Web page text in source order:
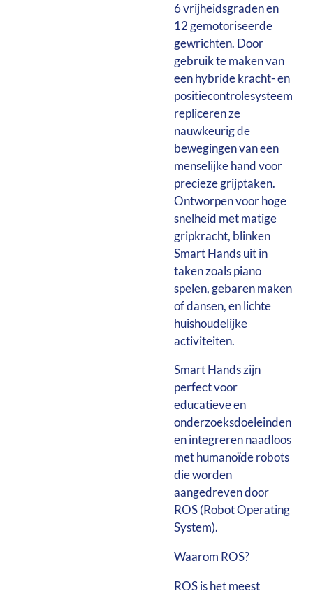
6 vrijheidsgraden en
12 gemotoriseerde
gewrichten. Door
gebruik te maken van
een hybride kracht- en
positiecontrolesysteem
repliceren ze
nauwkeurig de
bewegingen van een
menselijke hand voor
precieze grijptaken.
Ontworpen voor hoge
snelheid met matige
gripkracht, blinken
Smart Hands uit in
taken zoals piano
spelen, gebaren maken
of dansen, en lichte
huishoudelijke
activiteiten.
Smart Hands zijn
perfect voor
educatieve en
onderzoeksdoeleinden
en integreren naadloos
met humanoïde robots
die worden
aangedreven door
ROS (Robot Operating
System).
Waarom ROS?
ROS is het meest